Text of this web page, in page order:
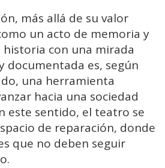
más allá de su valor
un acto de memoria y
historia con una mirada
documentada es, según
una herramienta
hacia una sociedad
este sentido, el teatro se
de reparación, donde
que no deben seguir